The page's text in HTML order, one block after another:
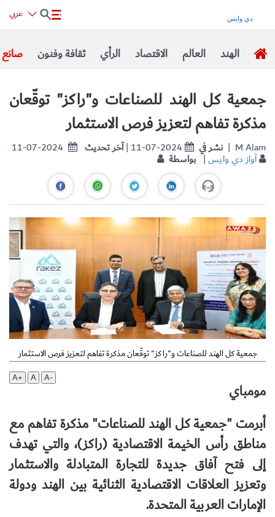
صانع ثقافة وفنون الرأي الاقتصاد العالم الهند
جمعية كل الهند للصناعات و"راكز" توقّعان
مذكرة تفاهم لتعزيز فرص الاستثمار
11-07-2024 آخر تحديث| 11-07-2024 نشر في | M Alam
بواسطة|آواز دي وايس
جمعية كل الهند للصناعات و"راكز" توقّعان مذكرة تفاهم لتعزيز فرص الاستثمار
A+
A A-
مومباي
أبرمت "جمعية كل الهند للصناعات" مذكرة تفاهم مع
مناطق رأس الخيمة الاقتصادية (راكز)، والتي تهدف
إلى فتح آفاق جديدة للتجارة المتبادلة والاستثمار
وتعزيز العلاقات الاقتصادية الثنائية بين الهند ودولة
الإمارات العربية المتحدة.